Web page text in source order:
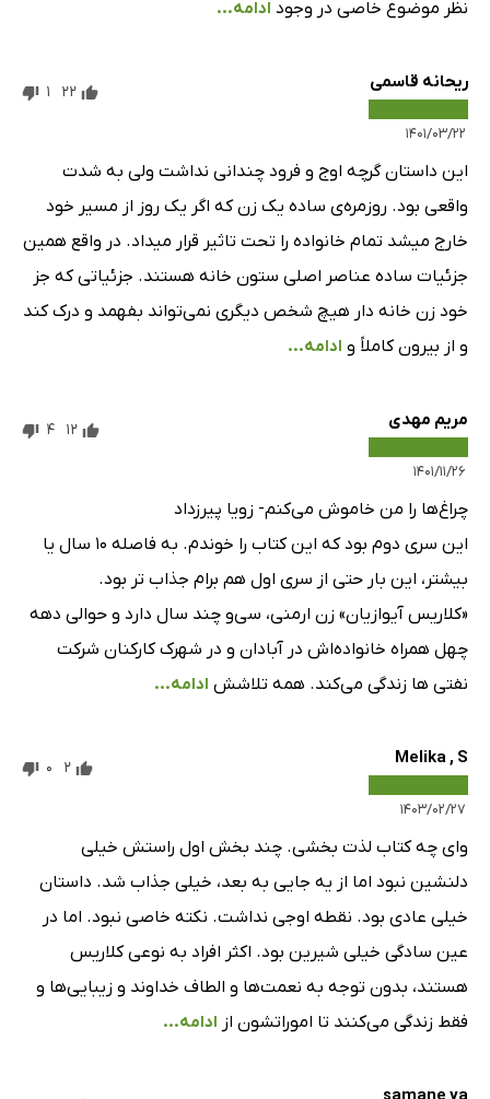
نظر موضوع خاصی در وجود ادامه...
ریحانه قاسمی
۱۴۰۱/۰۳/۲۲
22
1
این داستان گرچه اوج و فرود چندانی نداشت ولی به شدت
واقعی بود. روزمره‌ی ساده یک زن که اگر یک روز از مسیر خود
خارج میشد تمام خانواده را تحت تاثیر قرار میداد. در واقع همین
جزئیات ساده عناصر اصلی ستون خانه هستند. جزئیاتی که جز
خود زن خانه دار هیچ شخص دیگری نمی‌تواند بفهمد و درک کند
و از بیرون کاملاً و ادامه...
مریم مهدی
۱۴۰۱/۱۱/۲۶
12
4
چراغ‌ها را من خاموش می‌کنم- زویا پیرزداد
این سری دوم بود که این کتاب را خوندم. به فاصله 10 سال یا
بیشتر، این بار حتی از سری اول هم برام جذاب تر بود.
«کلاریس آیوازیان» زن ارمنی، سی‌و چند سال دارد و حوالی دهه
چهل همراه خانواده‌اش در آبادان و در شهرک کارکنان شرکت
نفتی ‌ها زندگی ‌می‌کند. همه تلاشش ادامه...
Melika , S
۱۴۰۳/۰۲/۲۷
2
0
وای چه کتاب لذت بخشی. چند بخش اول راستش خیلی
دلنشین نبود اما از یه جایی به بعد، خیلی جذاب شد. داستان
خیلی عادی بود. نقطه اوجی نداشت. نکته خاصی نبود. اما در
عین سادگی خیلی شیرین بود. اکثر افراد به نوعی کلاریس
هستند، بدون توجه به نعمت‌ها و الطاف خداوند و زیبایی‌ها و
فقط زندگی می‌کنند تا اموراتشون از ادامه...